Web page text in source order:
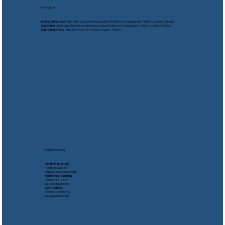
Bize Ulaşın
Merkez Adres:İkitelli Osb. Mah. Triko Center Sanayi Sitesi M5 Blok No:72 Başakşehir / İkitelli / İstanbul / Türkiye
Depo Adres:İkitelli Osb. Mah. Triko Center Sanayi Sitesi M2 Blok No:37 Başakşehir / İkitelli / İstanbul / Türkiye
Şube Adres:Gölbaşı Mah. 1524 sok. No:9 Ortaca / Muğla / Türkiye
Yedek Parça Satış
Reha Hamdi Öztürk
​+90 533 503 05 13
rehaozturk@oempar.com
Halil Erdoğan Demirtaş
+90 537 441 97 99
satis@oempar.com
Adem Üstüner
+90 538 440 52 92
satis@oempar.com